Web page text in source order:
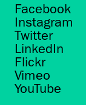
Facebook
Instagram
Twitter
LinkedIn
Flickr
Vimeo
YouTube